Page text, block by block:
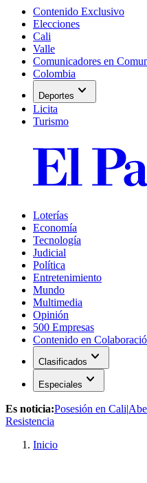
Contenido Exclusivo
Elecciones
Cali
Valle
Comunicadores en
Colombia
Deportes expand_more
Licita
Turismo
Loterías
Economía
Tecnología
Judicial
Política
Entretenimiento
Mundo
Multimedia
Opinión
500 Empresas
Contenido en
Clasificados expand_more
Especiales expand_more
Es noticia:Posesión en Cali|
Resistencia
Inicio